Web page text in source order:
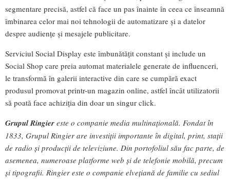
segmentare precisă, astfel că face un pas înainte în ceea ce înseamnă
îmbinarea celor mai noi tehnologii de automatizare și a datelor
despre audiențe și mesajele publicitare.
Serviciul Social Display este îmbunătățit constant și include un
Social Shop care preia automat materialele generate de influenceri,
le transformă în galerii interactive din care se cumpără exact
produsul promovat printr-un magazin online, astfel încât utilizatorii
să poată face achiziția din doar un singur click.
Grupul Ringier este o companie media multinațională. Fondat în
1833, Grupul Ringier are investiții importante în digital, print, stații
de radio și producții de televiziune. Din portofoliul său fac parte, de
asemenea, numeroase platforme web și de telefonie mobilă, precum
și tipografii. Ringier este o companie elvețiană de familie cu sediul